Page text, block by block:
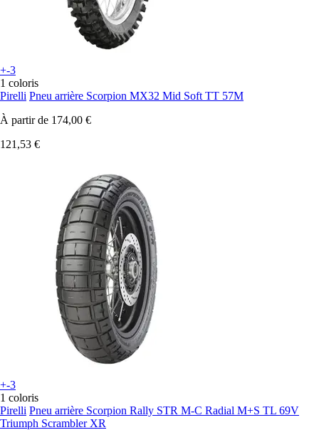
+-3
1 coloris
Pirelli Pneu arrière Scorpion MX32 Mid Soft TT 57M
À partir de 174,00 €
121,53 €
+-3
1 coloris
Pirelli Pneu arrière Scorpion Rally STR M-C Radial M+S TL 69V
Triumph Scrambler XR